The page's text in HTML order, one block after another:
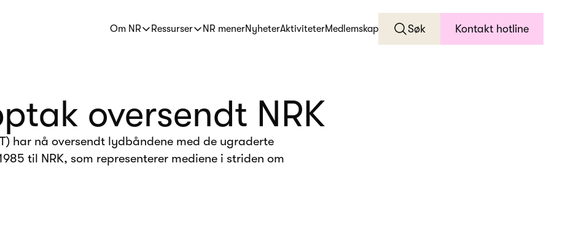
Om NR
Ressurser NR menerNyheterAktiviteterMedlemskap Søk Kontakt hotline
oversendt NRK
har nå oversendt lydbåndene med de ugraderte
til NRK, som representerer mediene i striden om